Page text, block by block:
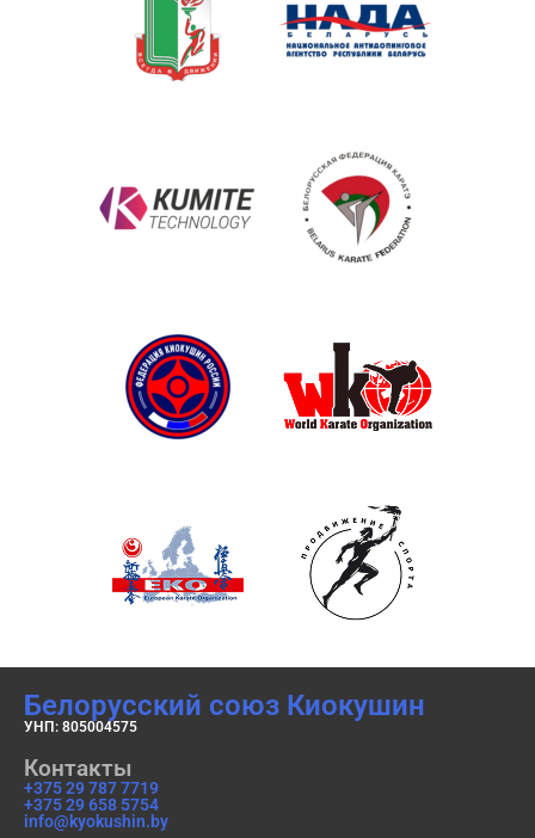
Белорусский союз Киокушин
УНП: 805004575
Контакты
+375 29 787 7719
+375 29 658 5754
info@kyokushin.by